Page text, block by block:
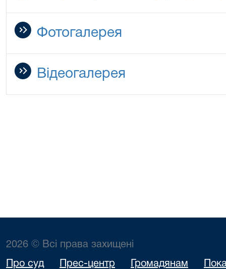
Фотогалерея
Відеогалерея
2026 © Всі права захищені
Про суд Прес-центр Громадянам